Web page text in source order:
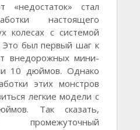
«недостаток» стал
настоящего
колесах с системой
Это был первый шаг к
внедорожных мини-
10 дюймов. Однако
этих монстров
легкие модели с
Так сказать,
промежуточный